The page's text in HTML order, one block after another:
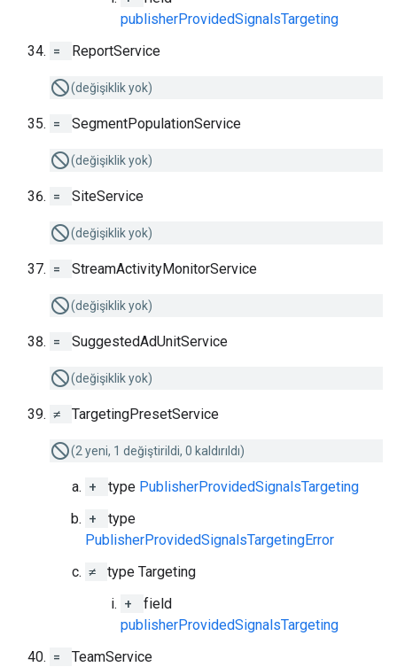
publisherProvidedSignalsTargeting
=
ReportService
(değişiklik yok)
= SegmentPopulationService
(değişiklik yok)
= SiteService
(değişiklik yok)
= StreamActivityMonitorService
(değişiklik yok)
= SuggestedAdUnitService
(değişiklik yok)
≠ TargetingPresetService
(2 yeni, 1 değiştirildi, 0 kaldırıldı)
+ type PublisherProvidedSignalsTargeting
+
type
PublisherProvidedSignalsTargetingError
≠
type Targeting
+
field
publisherProvidedSignalsTargeting
=
TeamService